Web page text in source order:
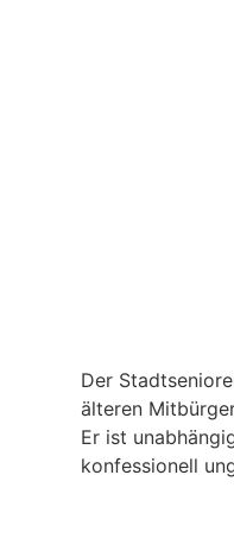
Der
älteren
Er ist
konfessionell